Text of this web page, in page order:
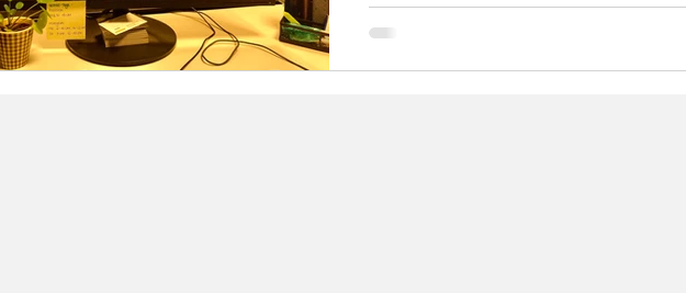
ist, in der ein voller Terminkalender fast
„Statuscharakter“ besitzt, die Zeit